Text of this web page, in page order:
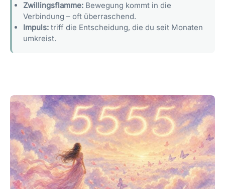
Zwillingsflamme: Bewegung kommt in die
Verbindung – oft überraschend.
Impuls: triff die Entscheidung, die du seit Monaten
umkreist.